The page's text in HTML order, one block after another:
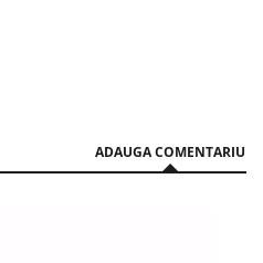
ADAUGA COMENTARIU